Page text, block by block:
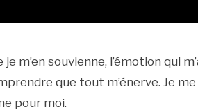
je m’en souvienne, l’émotion qui
que tout m’énerve. Je
pour moi.